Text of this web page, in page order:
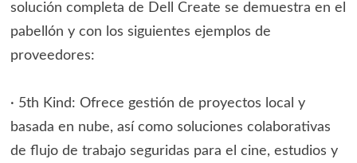
solución completa de Dell Create se demuestra en el
pabellón y con los siguientes ejemplos de
proveedores:
· 5th Kind: Ofrece gestión de proyectos local y
basada en nube, así como soluciones colaborativas
de flujo de trabajo seguridas para el cine, estudios y